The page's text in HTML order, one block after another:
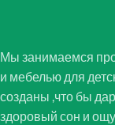
Мы занимаемся
и мебелью для
созданы ,что бы
здоровый сон и